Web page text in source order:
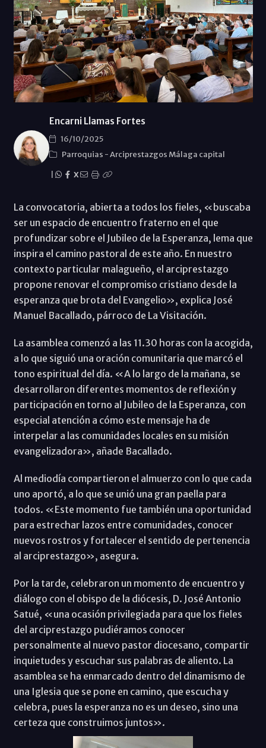
Encarni Llamas Fortes
16/10/2025
Parroquias -Arciprestazgos Málaga capital
X
La convocatoria, abierta a todos los fieles, «buscaba
ser un espacio de encuentro fraterno en el que
profundizar sobre el Jubileo de la Esperanza, lema que
inspira el camino pastoral de este año. En nuestro
contexto particular malagueño, el arciprestazgo
propone renovar el compromiso cristiano desde la
esperanza que brota del Evangelio», explica José
Manuel Bacallado, párroco de La Visitación.
La asamblea comenzó a las 11.30 horas con la acogida,
a lo que siguió una oración comunitaria que marcó el
tono espiritual del día. «A lo largo de la mañana, se
desarrollaron diferentes momentos de reflexión y
participación en torno al Jubileo de la Esperanza, con
especial atención a cómo este mensaje ha de
interpelar a las comunidades locales en su misión
evangelizadora», añade Bacallado.
Al mediodía compartieron el almuerzo con lo que cada
uno aportó, a lo que se unió una gran paella para
todos. «Este momento fue también una oportunidad
para estrechar lazos entre comunidades, conocer
nuevos rostros y fortalecer el sentido de pertenencia
al arciprestazgo», asegura.
Por la tarde, celebraron un momento de encuentro y
diálogo con el obispo de la diócesis, D. José Antonio
Satué, «una ocasión privilegiada para que los fieles
del arciprestazgo pudiéramos conocer
personalmente al nuevo pastor diocesano, compartir
inquietudes y escuchar sus palabras de aliento. La
asamblea se ha enmarcado dentro del dinamismo de
una Iglesia que se pone en camino, que escucha y
celebra, pues la esperanza no es un deseo, sino una
certeza que construimos juntos».